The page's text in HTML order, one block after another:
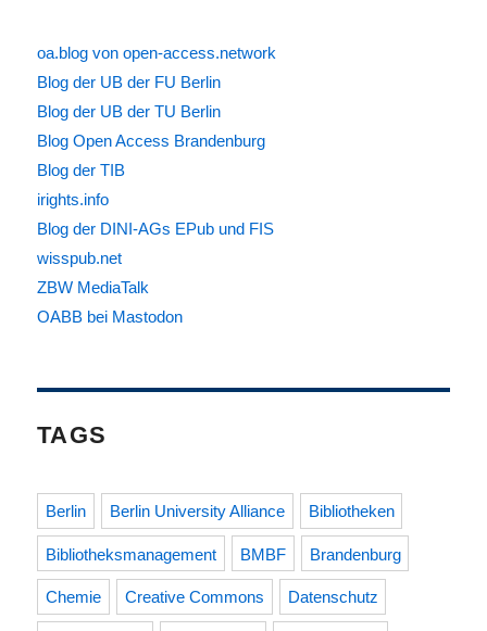
oa.blog von open-access.network
Blog der UB der FU Berlin
Blog der UB der TU Berlin
Blog Open Access Brandenburg
Blog der TIB
irights.info
Blog der DINI-AGs EPub und FIS
wisspub.net
ZBW MediaTalk
OABB bei Mastodon
TAGS
Berlin Berlin University Alliance Bibliotheken
Bibliotheksmanagement BMBF Brandenburg
Chemie Creative Commons Datenschutz